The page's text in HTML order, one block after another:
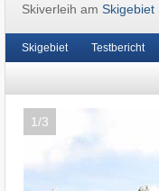
Skiverleih am Skigebiet
Skigebiet Testbericht
1/3